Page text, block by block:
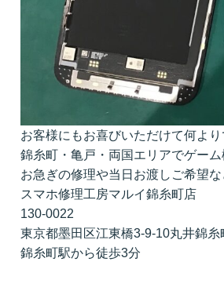
お客様にもお喜びいただけて何より
錦糸町・亀戸・両国エリアでゲー
お急ぎの修理や当日お渡しご希望
スマホ修理工房マルイ錦糸町店
130-0022
東京都墨田区江東橋3-9-10丸井錦糸
錦糸町駅から徒歩3分